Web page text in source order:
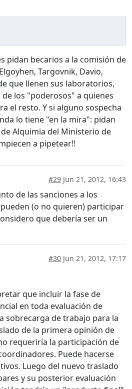
pidan becarios a la comisión de
Targovnik, Davio,
que llenen sus laboratorios,
de los "poderosos" a quienes
el resto. Y si alguno sospecha
lo tiene "en la mira": pidan
Alquimia del Ministerio de
a pipetear!!
#29 Jun 21, 2012, 16:43
de las sanciones a los
(o no quieren) participar
que debería ser un
#30 Jun 21, 2012, 17:17
que incluir la fase de
en toda evaluación de
sobrecarga de trabajo para la
de la primera opinión de
requeriría la participación de
Puede hacerse
Luego del nuevo traslado
y su posterior evaluación